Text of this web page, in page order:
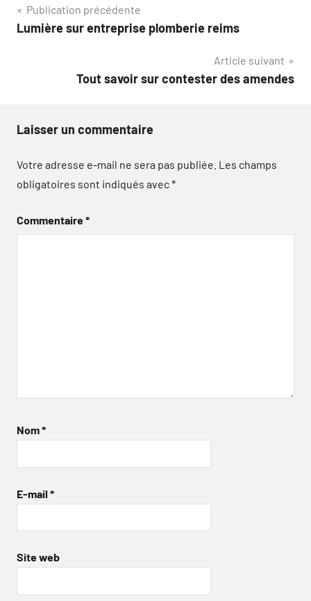
Navigation
de
Publication précédente
Lumière sur entreprise plomberie reims
Article suivant
Tout savoir sur contester des amendes
Laisser un commentaire
Votre adresse e-mail ne sera pas publiée. Les champs
obligatoires sont indiqués avec*
Commentaire*
Nom*
E-mail *
Site web